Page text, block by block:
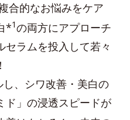
合的なお悩みをケア
*1の両方にアプローチ
セラムを投入して若々
、シワ改善・美白の
ド」の浸透スピードが